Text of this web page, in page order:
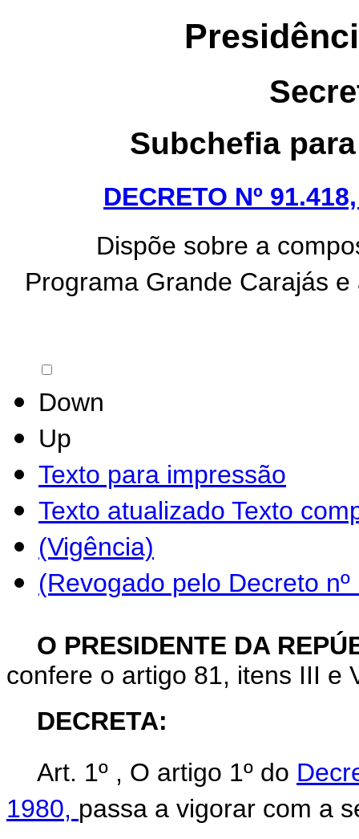
Subchefia
DECRETO Nº
Dispõe sobre a
Programa Grande Carajás
Down
Up
Texto para impressão
Texto atualizado Texto
(Vigência)
(Revogado pelo Decreto
O PRESIDENTE DA
confere o artigo 81, itens III e
DECRETA:
Art. 1º , O artigo 1º do
1980, passa a vigorar com a